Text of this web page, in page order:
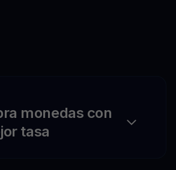
monedas con
tasa